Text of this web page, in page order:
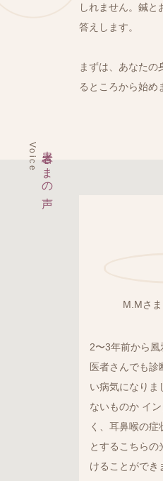
しれません。鍼と
答えします。
まずは、あなたの
るところから始め
患者さまの声
Voice
M.Mさ
2〜3年前から
医者さんでも診
い病気になりま
ないものか イ
く、耳鼻喉の症
とするこちらの
けることができ